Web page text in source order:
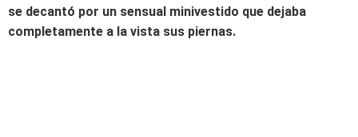
se decantó por un sensual minivestido que dejaba
completamente a la vista sus piernas.